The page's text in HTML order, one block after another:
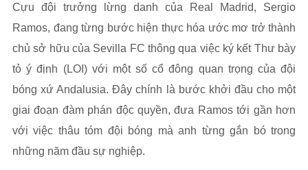
Cựu đội trưởng lừng danh của Real Madrid, Sergio
Ramos, đang từng bước hiện thực hóa ước mơ trở thành
chủ sở hữu của Sevilla FC thông qua việc ký kết Thư bày
tỏ ý định (LOI) với một số cổ đông quan trọng của đội
bóng xứ Andalusia. Đây chính là bước khởi đầu cho một
giai đoạn đàm phán độc quyền, đưa Ramos tới gần hơn
với việc thâu tóm đội bóng mà anh từng gắn bó trong
những năm đầu sự nghiệp.